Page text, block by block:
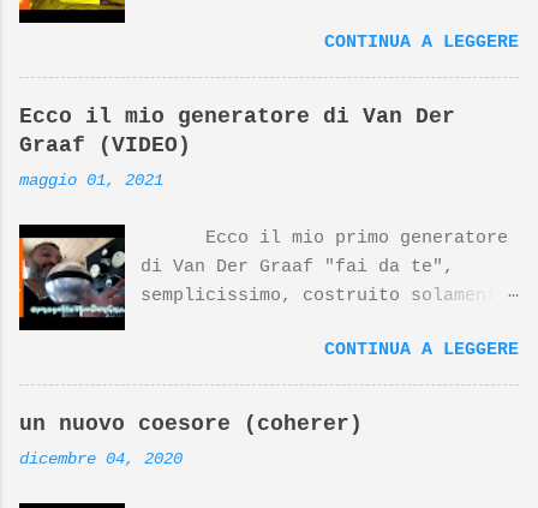
sistema per studiare l'elettronica
giocando. Nato dalla mente
geniale di Georghe Gregor e dal
design di Dieter Rams (top
designer della Braun) questo
prodotto si è meritato negli anni
prodotto Lectron 2000, insieme ad
altri prodotti Braun disegnati da
Dieter Rams, sono esposti al MoMa
su YouTube, ne parlò anni fa
Massimo Banzi, il papà del
progetto Arduino, in questo video:
CONTINUA A LEGGERE
Ecco il mio generatore di Van Der
Graaf (VIDEO)
maggio 01, 2021
Ecco il mio primo generatore
di Van Der Graaf "fai da te",
semplicissimo, costruito solamente
per la sfera del collettore
costruita utilizzandodue stampini
per zuccotto opportunamente
privati del bordino. Per il
resto: il supporto verticale è
CONTINUA A LEGGERE
un nuovo coesore (coherer)
dicembre 04, 2020